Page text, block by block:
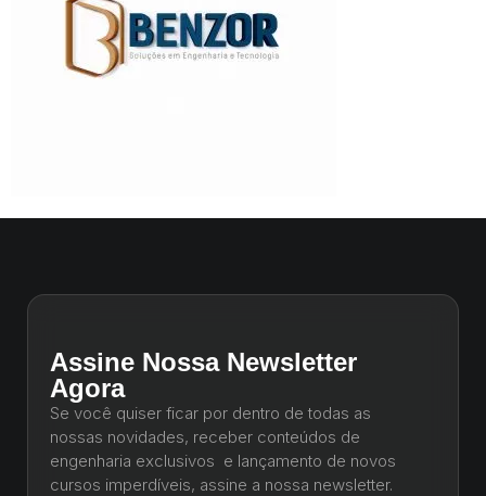
Assine Nossa Newsletter
Agora
Se você quiser ficar por dentro de todas as
nossas novidades, receber conteúdos de
engenharia exclusivos e lançamento de novos
cursos imperdíveis, assine a nossa newsletter.